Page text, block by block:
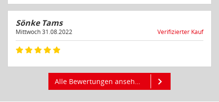
Sönke Tams
Mittwoch 31.08.2022 Verifizierter Kauf
Alle Bewertungen ansehen